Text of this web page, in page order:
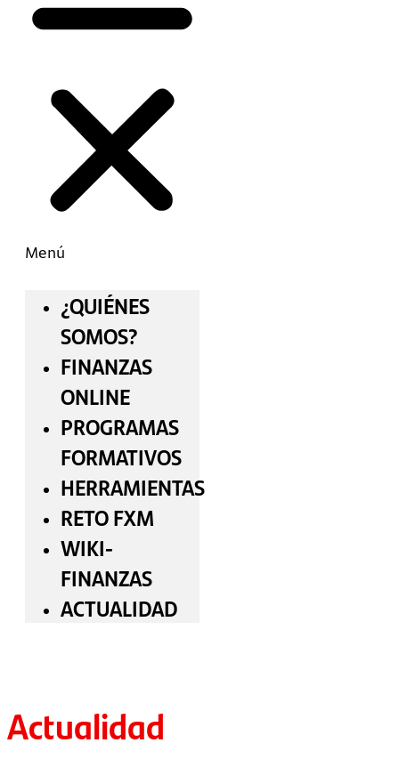
Menú
¿QUIÉNES
SOMOS?
FINANZAS
ONLINE
PROGRAMAS
FORMATIVOS
HERRAMIENTAS
RETO FXM
WIKI-
FINANZAS
ACTUALIDAD
Actualidad